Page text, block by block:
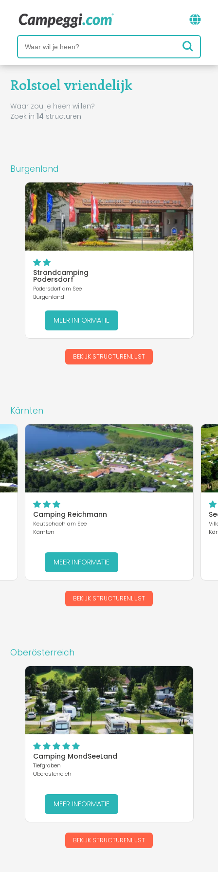
Rolstoel vriendelijk
Waar zou je heen willen?
Zoek in 14 structuren.
Burgenland
Strandcamping
Podersdorf
Podersdorf am See
Burgenland
MEER INFORMATIE
BEKIJK STRUCTURENLIJST
Kärnten
Camping Reichmann
Keutschach am See
Kärnten
MEER INFORMATIE
BEKIJK STRUCTURENLIJST
Oberösterreich
Camping MondSeeLand
Tiefgraben
Oberösterreich
MEER INFORMATIE
BEKIJK STRUCTURENLIJST